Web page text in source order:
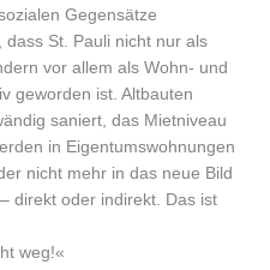
Gegensätze
St. Pauli nicht nur als
vor allem als Wohn- und
geworden ist. Altbauten
saniert, das Mietniveau
in Eigentumswohnungen
nicht mehr in das neue Bild
direkt oder indirekt. Das ist
weg!«